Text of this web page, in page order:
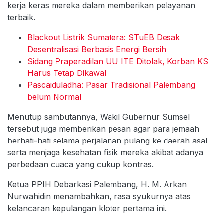
kerja keras mereka dalam memberikan pelayanan
terbaik.
Blackout Listrik Sumatera: STuEB Desak
Desentralisasi Berbasis Energi Bersih
Sidang Praperadilan UU ITE Ditolak, Korban KS
Harus Tetap Dikawal
Pascaiduladha: Pasar Tradisional Palembang
belum Normal
Menutup sambutannya, Wakil Gubernur Sumsel
tersebut juga memberikan pesan agar para jemaah
berhati-hati selama perjalanan pulang ke daerah asal
serta menjaga kesehatan fisik mereka akibat adanya
perbedaan cuaca yang cukup kontras.
Ketua PPIH Debarkasi Palembang, H. M. Arkan
Nurwahidin menambahkan, rasa syukurnya atas
kelancaran kepulangan kloter pertama ini.